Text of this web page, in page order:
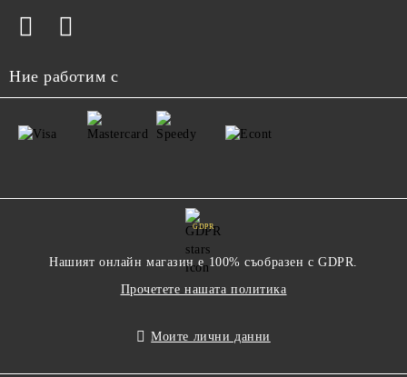
Ние работим с
GDPR
Нашият онлайн магазин е 100% съобразен с GDPR.
Прочетете нашата политика
Моите лични данни